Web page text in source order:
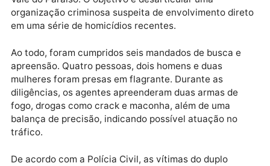
ligação com a guerra de facções na região.
Civil de Ouro Preto do Oeste, com apoio da Polícia
Militar, deflagrou uma operação integrada nesta
quinta-feira (3) nas cidades de Ouro Preto, Ji-
Vale do Paraíso. O objetivo é desarticular uma
organização criminosa suspeita de envolvimento
em uma série de homicídios recentes.
Ao todo, foram cumpridos seis mandados de busca e